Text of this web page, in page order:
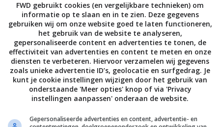
FWD gebruikt cookies (en vergelijkbare technieken) om
informatie op te slaan en in te zien. Deze gegevens
gebruiken wij om onze website goed te laten functioneren,
het gebruik van de website te analyseren,
gepersonaliseerde content en advertenties te tonen, de
effectiviteit van advertenties en content te meten en onze
diensten te verbeteren. Hiervoor verzamelen wij gegevens
zoals unieke advertentie ID’s, geolocatie en surfgedrag. Je
kunt je cookie instellingen wijzigen door het gebruik van
onderstaande 'Meer opties' knop of via 'Privacy
instellingen aanpassen' onderaan de website.
Gepersonaliseerde advertenties en content, advertentie- en